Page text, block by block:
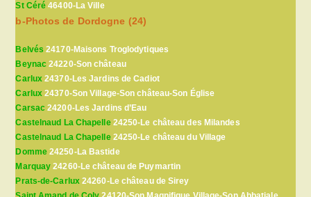
St Céré 46400-La Ville
b-Photos de Dordogne (24)
Belvés 24170-Maisons Troglodytiques
Beynac 24220-Son château
Carlux 24370-Les Jardins de Cadiot
Carlux 24370-Son Village-Son château-Son Église
Carsac 24200-Les Jardins d’Eau
Castelnaud La Chapelle24250-Le château des Milandes
Castelnaud La Chapelle24250-Le château du Village
Domme24250-La Bastide
Marquay 24260-Le château de Puymartin
Prats-de-Carlux24260-Le château de Sirey